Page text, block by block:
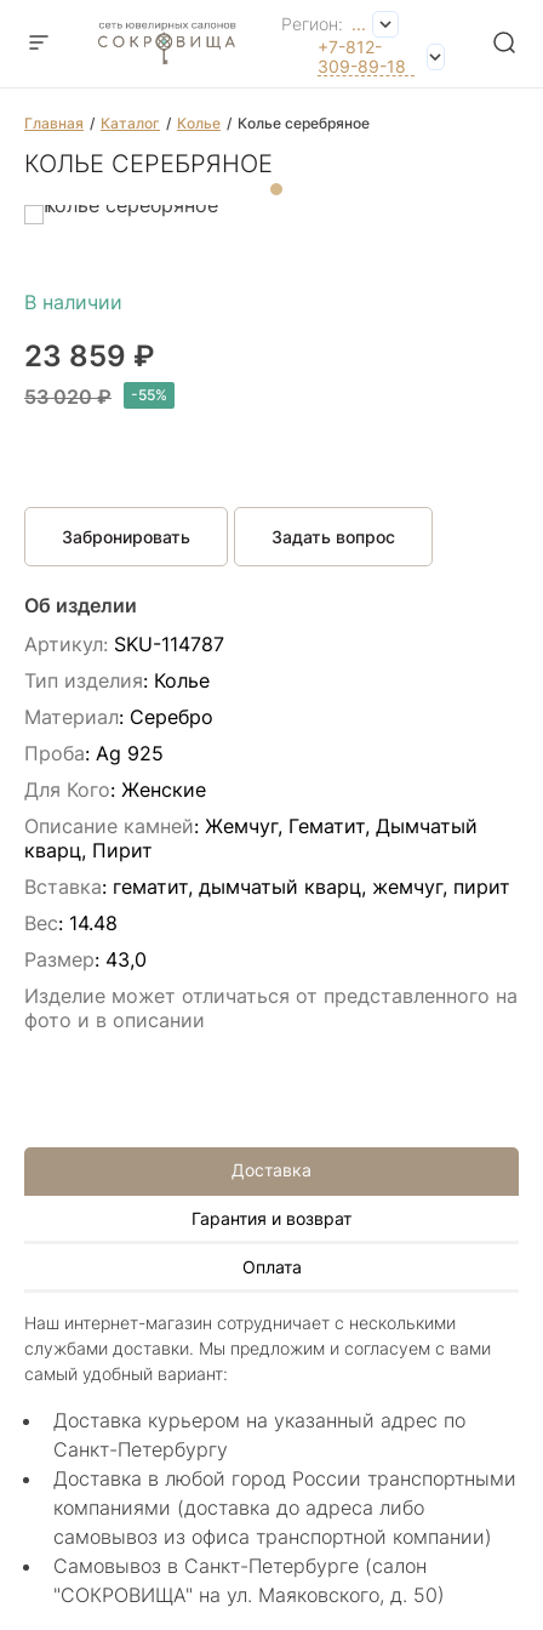
Регион: ...
+7-812-
309-89-18
Главная Каталог Колье Колье серебряное
КОЛЬЕ СЕРЕБРЯНОЕ
23 859 ₽
53 020 ₽
Забронировать Задать вопрос
Об изделии
Артикул: SKU-114787
Тип изделия: Колье
Материал: Серебро
Проба: Ag 925
Для Кого: Женские
Описание камней: Жемчуг, Гематит, Дымчатый
кварц, Пирит
Вставка: гематит, дымчатый кварц, жемчуг, пирит
Вес: 14.48
Размер: 43,0
Изделие может отличаться от представленного на
фото и в описании
Доставка
Гарантия и возврат
Оплата
Наш интернет-магазин сотрудничает с несколькими
службами доставки. Мы предложим и согласуем с вами
самый удобный вариант:
Доставка курьером на указанный адрес по
Санкт-Петербургу
Доставка в любой город России транспортными
компаниями (доставка до адреса либо
самовывоз из офиса транспортной компании)
Самовывоз в Санкт-Петербурге (салон
"СОКРОВИЩА" на ул. Маяковского, д. 50)
Алла Майорова
Классные изделия, оригинальные не похожие
в других магазинах. Сотрудники очень
грамотные специалисты в своем деле помогли
с выбором.
Показать полностью
Нелли Г.
4 мая 2025
Каждый раз бывая на Большой Конюшенной
12 в Санкт-Петербурге посещаю этот